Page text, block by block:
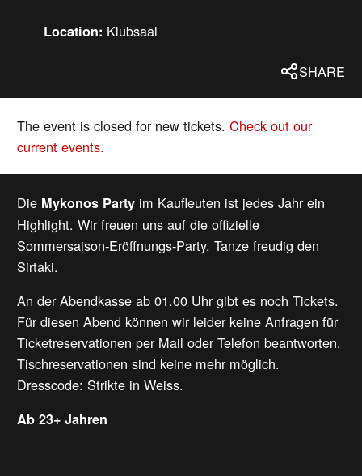
Location: Klubsaal
SHARE
The event is closed for new tickets.Check out our
current events.
Die Mykonos Party im Kaufleuten ist jedes Jahr ein
Highlight. Wir freuen uns auf die offizielle
Sommersaison-Eröffnungs-Party. Tanze freudig den
Sirtaki.
An der Abendkasse ab 01.00 Uhr gibt es noch Tickets.
Für diesen Abend können wir leider keine Anfragen für
Ticketreservationen per Mail oder Telefon beantworten.
Tischreservationen sind keine mehr möglich.
Dresscode: Strikte in Weiss.
Ab 23+ Jahren